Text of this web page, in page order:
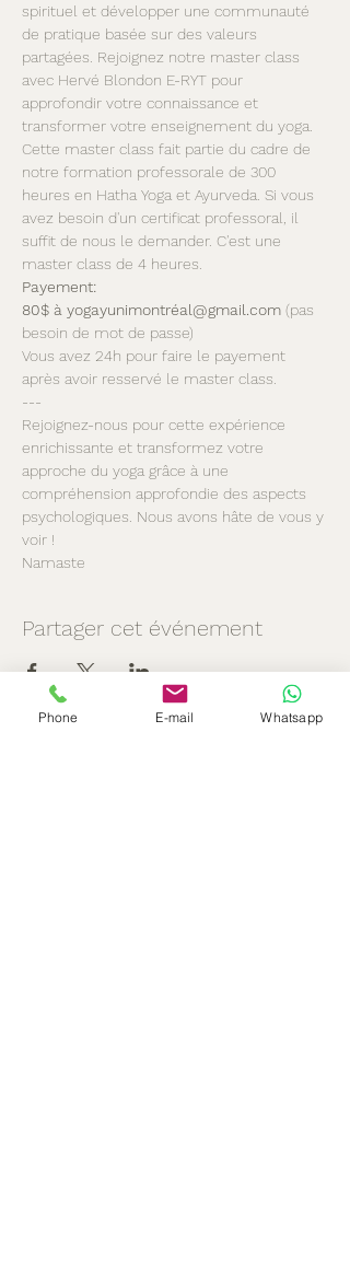
spirituel et développer une communauté
de pratique basée sur des valeurs
partagées. Rejoignez notre master class
avec Hervé Blondon E-RYT pour
approfondir votre connaissance et
transformer votre enseignement du yoga.
Cette master class fait partie du cadre de
notre formation professorale de 300
heures en Hatha Yoga et Ayurveda. Si vous
avez besoin d'un certificat professoral, il
suffit de nous le demander. C'est une
master class de 4 heures.
Payement:
80$ à yogayunimontréal@gmail.com (pas
besoin de mot de passe)
Vous avez 24h pour faire le payement
après avoir resservé le master class.
---
Rejoignez-nous pour cette expérience
enrichissante et transformez votre
approche du yoga grâce à une
compréhension approfondie des aspects
psychologiques. Nous avons hâte de vous y
voir !
Namaste
Partager cet événement
Phone E-mail Whatsapp